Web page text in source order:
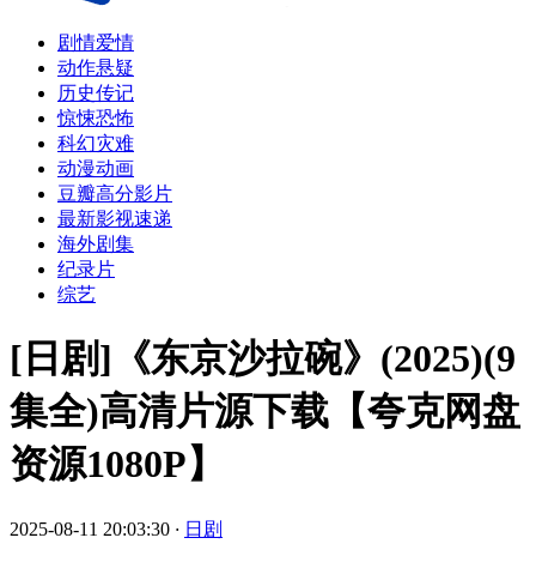
剧情爱情
动作悬疑
历史传记
惊悚恐怖
科幻灾难
动漫动画
豆瓣高分影片
最新影视速递
海外剧集
纪录片
综艺
[日剧]《东京沙拉碗》(2025)(9
集全)高清片源下载【夸克网盘
资源1080P】
2025-08-11 20:03:30 · 日剧